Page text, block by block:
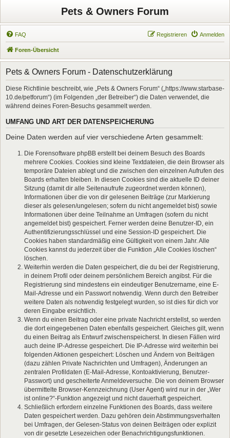
Pets & Owners Forum
FAQ Anmelden
Registrieren
Foren-Übersicht
Pets & Owners Forum - Datenschutzerklärung
Diese Richtlinie beschreibt, wie „Pets & Owners Forum“ („https://www.starbase-
10.de/petforum“) (im Folgenden „der Betreiber“) die Daten verwendet, die
während deines Foren-Besuchs gesammelt werden.
UMFANG UND ART DER DATENSPEICHERUNG
Deine Daten werden auf vier verschiedene Arten gesammelt:
Die Forensoftware phpBB erstellt bei deinem Besuch des Boards
mehrere Cookies. Cookies sind kleine Textdateien, die dein Browser als
temporäre Dateien ablegt und die zwischen den einzelnen Aufrufen des
Boards erhalten bleiben. In diesen Cookies sind die aktuelle ID deiner
Sitzung (damit dir alle Seitenaufrufe zugeordnet werden können),
Informationen über die von dir gelesenen Beiträge (zur Markierung
dieser als gelesen/ungelesen; sofern du nicht angemeldet bist) sowie
Informationen über deine Teilnahme an Umfragen (sofern du nicht
angemeldet bist) gespeichert. Ferner werden deine Benutzer-ID, ein
Authentifizierungsschlüssel und eine Session-ID gespeichert. Die
Cookies haben standardmäßig eine Gültigkeit von einem Jahr. Alle
Cookies kannst du jederzeit über die Funktion „Alle Cookies löschen“
löschen.
Weiterhin werden die Daten gespeichert, die du bei der Registrierung,
in deinem Profil oder deinem persönlichem Bereich angibst. Für die
Registrierung sind mindestens ein eindeutiger Benutzername, eine E-
Mail-Adresse und ein Passwort notwendig. Wenn durch den Betreiber
weitere Daten als notwendig festgelegt wurden, so ist dies für dich vor
deren Eingabe ersichtlich.
Wenn du einen Beitrag oder eine private Nachricht erstellst, so werden
die dort eingegebenen Daten ebenfalls gespeichert. Gleiches gilt, wenn
du einen Beitrag als Entwurf zwischenspeicherst. In diesen Fällen wird
auch deine IP-Adresse gespeichert. Die IP-Adresse wird weiterhin bei
folgenden Aktionen gespeichert: Löschen und Ändern von Beiträgen
(dazu zählen Private Nachrichten und Umfragen), Änderungen an
zentralen Profildaten (E-Mail-Adresse, Kontoaktivierung, Benutzer-
Passwort) und gescheiterte Anmeldeversuche. Die von deinem Browser
übermittelte Browser-Kennzeichnung (User Agent) wird nur in der „Wer
ist online?“-Funktion angezeigt und nicht dauerhaft gespeichert.
Schließlich erfordern einzelne Funktionen des Boards, dass weitere
Daten gespeichert werden. Dazu gehören dein Abstimmungsverhalten
bei Umfragen, der Gelesen-Status von deinen Beiträgen oder explizit
von dir gesetzte Lesezeichen oder Benachrichtigungsfunktionen.